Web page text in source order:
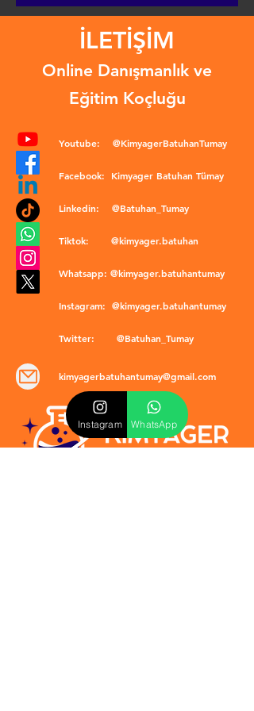
İLETİŞİM
Online Danışmanlık ve
Eğitim Koçluğu
Youtube: @KimyagerBatuhanTumay
Facebook: Kimyager Batuhan Tümay
Linkedin: @Batuhan_Tumay
Tiktok: @kimyager.batuhan
Whatsapp: @kimyager.batuhantumay
Instagram: @kimyager.batuhantumay
Twitter: @Batuhan_Tumay
kimyagerbatuhantumay@gmail.com
Instagram WhatsApp